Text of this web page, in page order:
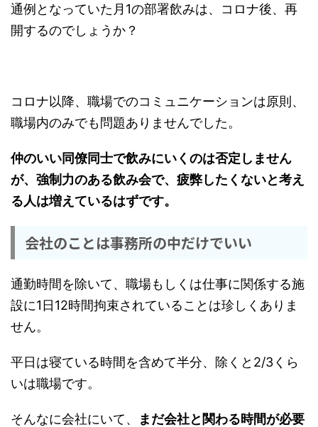
通例となっていた月1の部署飲みは、コロナ後、再
開するのでしょうか？
コロナ以降、職場でのコミュニケーションは原則、
職場内のみでも問題ありませんでした。
仲のいい同僚同士で飲みにいくのは否定しません
が、強制力のある飲み会で、疲弊したくないと考え
る人は増えているはずです。
会社のことは事務所の中だけでいい
通勤時間を除いて、職場もしくは仕事に関係する施
設に1日12時間拘束されていることは珍しくありま
せん。
平日は寝ている時間を含めて半分、除くと2/3くら
いは職場です。
そんなに会社にいて、
まだ会社と関わる時間が必要